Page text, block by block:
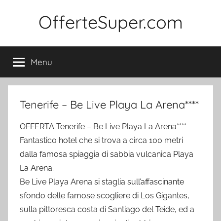
OfferteSuper.com
Menu
Tenerife – Be Live Playa La Arena****
OFFERTA Tenerife – Be Live Playa La Arena****
Fantastico hotel che si trova a circa 100 metri
dalla famosa spiaggia di sabbia vulcanica Playa
La Arena.
Be Live Playa Arena si staglia sull’affascinante
sfondo delle famose scogliere di Los Gigantes,
sulla pittoresca costa di Santiago del Teide, ed a